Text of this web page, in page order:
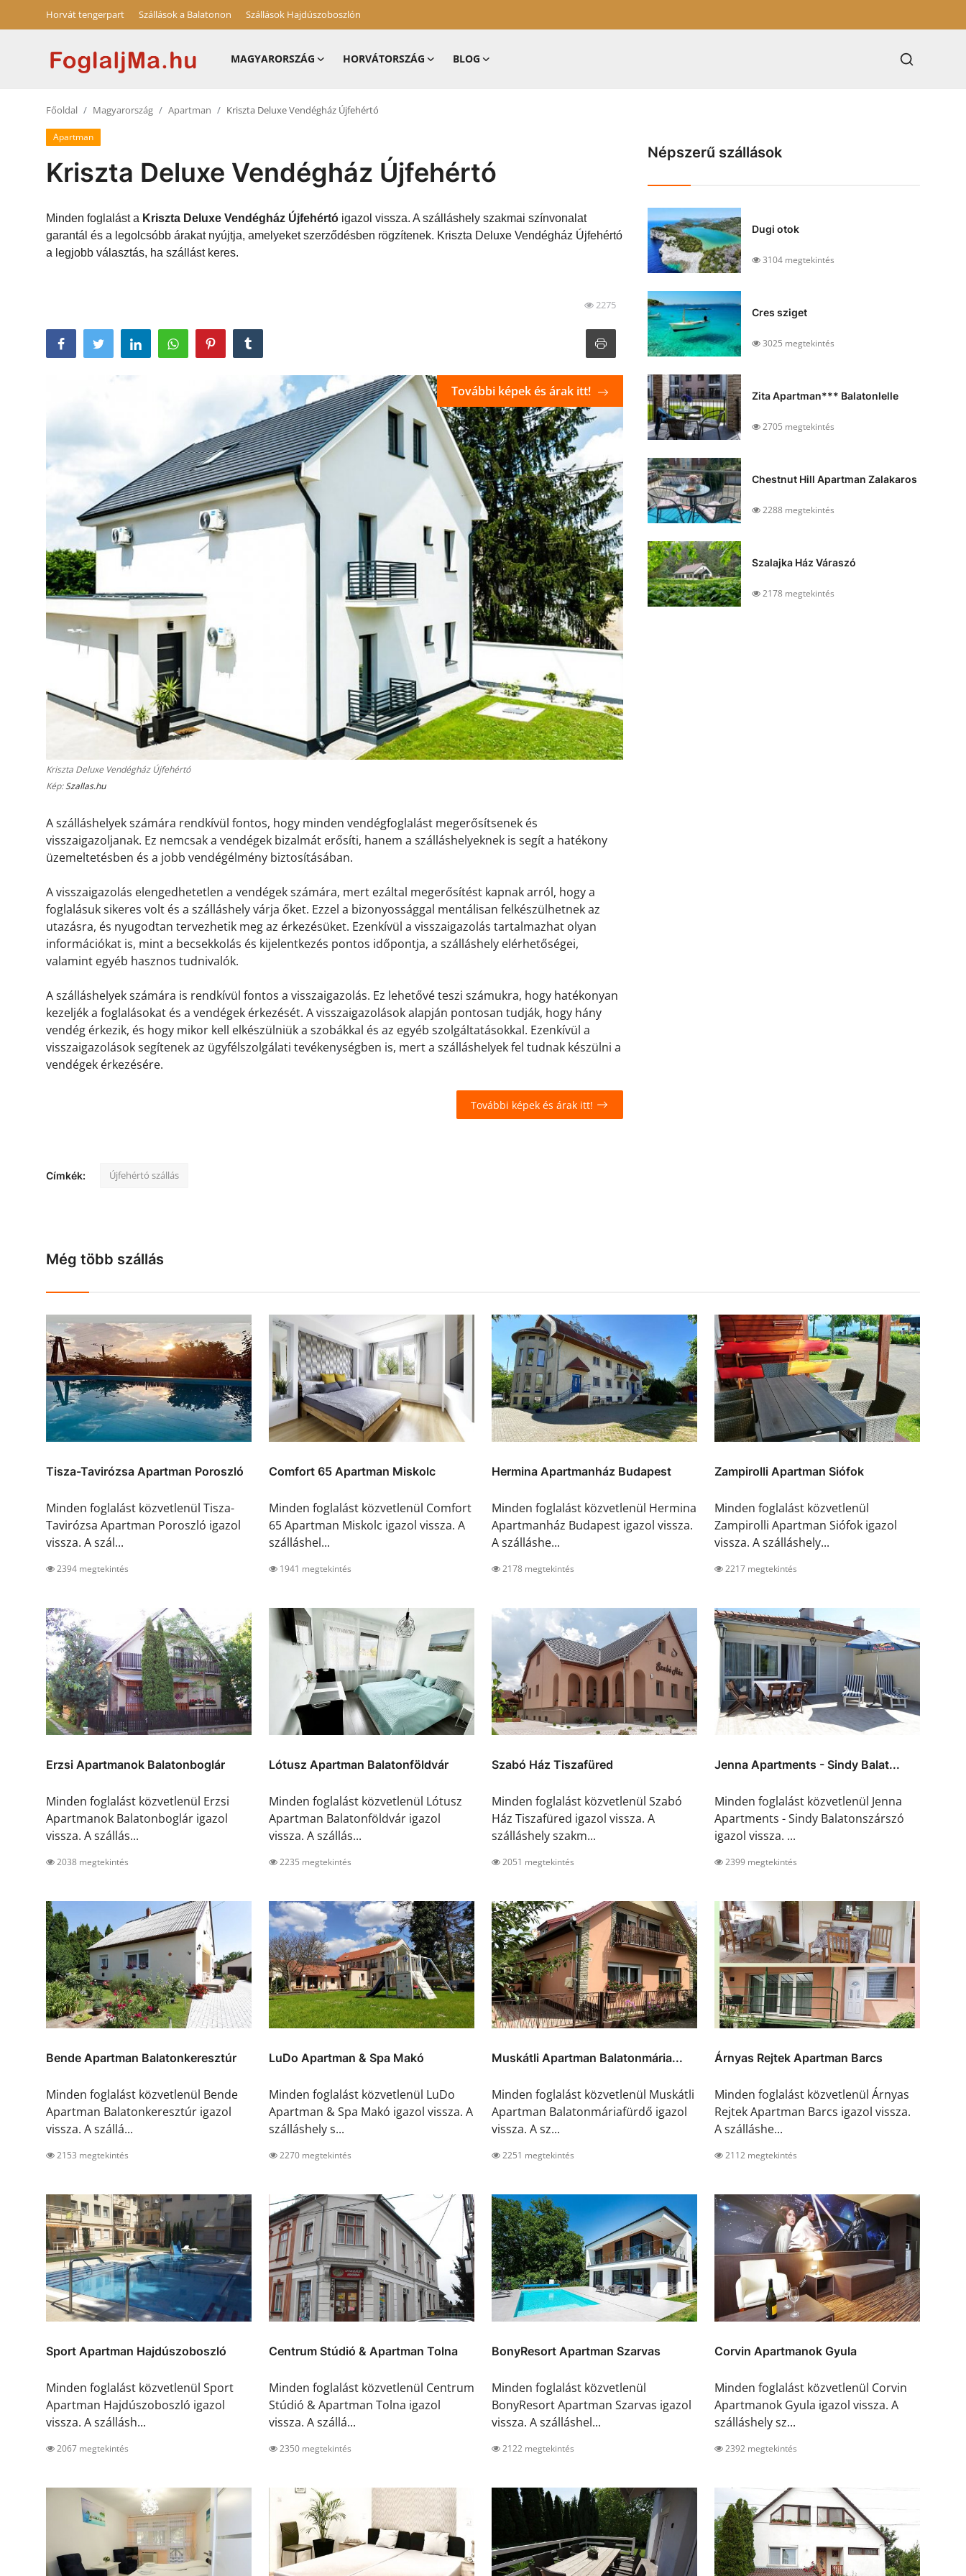
Horvát tengerpart Szállások a Balatonon Szállások Hajdúszoboszlón
MAGYARORSZÁG HORVÁTORSZÁG BLOG
Horvátország
Szállások Hajdúszoboszlón
Főoldal Magyarország Apartman Kriszta Deluxe Vendégház Újfehértó
Apartman
Kriszta Deluxe Vendégház Újfehértó
Minden foglalást a Kriszta Deluxe Vendégház Újfehértó igazol vissza. A szálláshely szakmai színvonalat
garantál és a legolcsóbb árakat nyújtja, amelyeket szerződésben rögzítenek. Kriszta Deluxe Vendégház Újfehértó
a legjobb választás, ha szállást keres.
2275
Kriszta Deluxe Vendégház Újfehértó
Kép:Szallas.hu
További képek és árak itt!
A szálláshelyek számára rendkívül fontos, hogy minden vendégfoglalást megerősítsenek és
visszaigazoljanak. Ez nemcsak a vendégek bizalmát erősíti, hanem a szálláshelyeknek is segít a hatékony
üzemeltetésben és a jobb vendégélmény biztosításában.
A visszaigazolás elengedhetetlen a vendégek számára, mert ezáltal megerősítést kapnak arról, hogy a
foglalásuk sikeres volt és a szálláshely várja őket. Ezzel a bizonyossággal mentálisan felkészülhetnek az
utazásra, és nyugodtan tervezhetik meg az érkezésüket. Ezenkívül a visszaigazolás tartalmazhat olyan
információkat is, mint a becsekkolás és kijelentkezés pontos időpontja, a szálláshely elérhetőségei,
valamint egyéb hasznos tudnivalók.
A szálláshelyek számára is rendkívül fontos a visszaigazolás. Ez lehetővé teszi számukra, hogy hatékonyan
kezeljék a foglalásokat és a vendégek érkezését. A visszaigazolások alapján pontosan tudják, hogy hány
vendég érkezik, és hogy mikor kell elkészülniük a szobákkal és az egyéb szolgáltatásokkal. Ezenkívül a
visszaigazolások segítenek az ügyfélszolgálati tevékenységben is, mert a szálláshelyek fel tudnak készülni a
vendégek érkezésére.
További képek és árak itt!
Címkék: Újfehértó szállás
Népszerű szállások
Dugi otok
3104 megtekintés
Cres sziget
3025 megtekintés
Zita Apartman*** Balatonlelle
2705 megtekintés
Chestnut Hill Apartman Zalakaros
2288 megtekintés
Szalajka Ház Váraszó
2178 megtekintés
Még több szállás
Tisza-Tavirózsa Apartman Poroszló
Minden foglalást közvetlenül Tisza-
Tavirózsa Apartman Poroszló igazol
vissza. A szál...
2394 megtekintés
Comfort 65 Apartman Miskolc
Minden foglalást közvetlenül Comfort
65 Apartman Miskolc igazol vissza. A
szálláshel...
1941 megtekintés
Hermina Apartmanház Budapest
Minden foglalást közvetlenül Hermina
Apartmanház Budapest igazol vissza.
A szálláshe...
2178 megtekintés
Zampirolli Apartman Siófok
Minden foglalást közvetlenül
Zampirolli Apartman Siófok igazol
vissza. A szálláshely...
2217 megtekintés
Erzsi Apartmanok Balatonboglár
Minden foglalást közvetlenül Erzsi
Apartmanok Balatonboglár igazol
vissza. A szállás...
2038 megtekintés
Lótusz Apartman Balatonföldvár
Minden foglalást közvetlenül Lótusz
Apartman Balatonföldvár igazol
vissza. A szállás...
2235 megtekintés
Szabó Ház Tiszafüred
Minden foglalást közvetlenül Szabó
Ház Tiszafüred igazol vissza. A
szálláshely szakm...
2051 megtekintés
Jenna Apartments - Sindy Balat...
Minden foglalást közvetlenül Jenna
Apartments - Sindy Balatonszárszó
igazol vissza. ...
2399 megtekintés
Bende Apartman Balatonkeresztúr
Minden foglalást közvetlenül Bende
Apartman Balatonkeresztúr igazol
vissza. A szállá...
2153 megtekintés
LuDo Apartman & Spa Makó
Minden foglalást közvetlenül LuDo
Apartman & Spa Makó igazol vissza. A
szálláshely s...
2270 megtekintés
Muskátli Apartman Balatonmária...
Minden foglalást közvetlenül Muskátli
Apartman Balatonmáriafürdő igazol
vissza. A sz...
2251 megtekintés
Árnyas Rejtek Apartman Barcs
Minden foglalást közvetlenül Árnyas
Rejtek Apartman Barcs igazol vissza.
A szálláshe...
2112 megtekintés
Sport Apartman Hajdúszoboszló
Minden foglalást közvetlenül Sport
Apartman Hajdúszoboszló igazol
vissza. A szállásh...
2067 megtekintés
Centrum Stúdió & Apartman Tolna
Minden foglalást közvetlenül Centrum
Stúdió & Apartman Tolna igazol
vissza. A szállá...
2350 megtekintés
BonyResort Apartman Szarvas
Minden foglalást közvetlenül
BonyResort Apartman Szarvas igazol
vissza. A szálláshel...
2122 megtekintés
Corvin Apartmanok Gyula
Minden foglalást közvetlenül Corvin
Apartmanok Gyula igazol vissza. A
szálláshely sz...
2392 megtekintés